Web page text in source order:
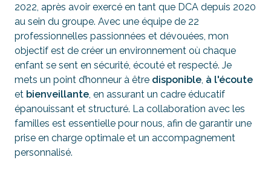
2022, après avoir exercé en tant que DCA depuis 2020
au sein du groupe. Avec une équipe de 22
professionnelles passionnées et dévouées, mon
objectif est de créer un environnement où chaque
enfant se sent en sécurité, écouté et respecté. Je
mets un point d’honneur à être disponible à l'écoute
et bienveillante , en assurant un cadre éducatif
épanouissant et structuré. La collaboration avec les
familles est essentielle pour nous, afin de garantir une
prise en charge optimale et un accompagnement
personnalisé.